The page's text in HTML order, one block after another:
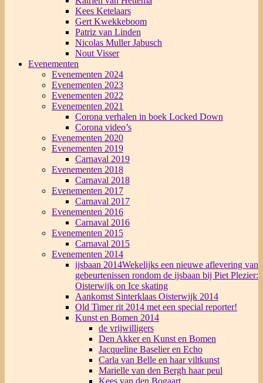
Kees Ketelaars
Gert Kwekkeboom
Patriz van Linden
Nicolas Muller Jabusch
Nout Visser
Evenementen
Evenementen 2024
Evenementen 2023
Evenementen 2022
Evenementen 2021
Corona verhalen in boek Locked Down
Corona video’s
Evenementen 2020
Evenementen 2019
Carnaval 2019
Evenementen 2018
Carnaval 2018
Evenementen 2017
Carnaval 2017
Evenementen 2016
Carnaval 2016
Evenementen 2015
Carnaval 2015
Evenementen 2014
ijsbaan 2014Wekelijks een nieuwe aflevering van
gebeurtenissen rondom de ijsbaan bij Piet Plezier:
Oisterwijk on Ice skating
Aankomst Sinterklaas Oisterwijk 2014
Old Timer rit 2014 met een special reporter!
Kunst en Bomen 2014
de vrijwilligers
Den Akker en Kunst en Bomen
Jacqueline Baselier en Echo
Carla van Belle en haar viltkunst
Marielle van den Bergh haar peul
Kees van den Bogaart